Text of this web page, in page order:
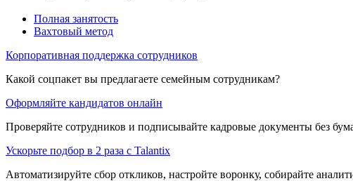
Полная занятость
Вахтовый метод
Корпоративная поддержка сотрудников
Какой соцпакет вы предлагаете семейным сотрудникам?
Оформляйте кандидатов онлайн
Проверяйте сотрудников и подписывайте кадровые документы без
Ускорьте подбор в 2 раза с Talantix
Автоматизируйте сбор откликов, настройте воронку, собирайте